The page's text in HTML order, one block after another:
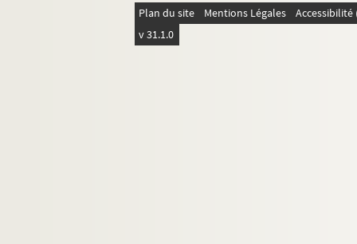
14e arrondissement
Plan du site Mentions Légales
v 31.1.0